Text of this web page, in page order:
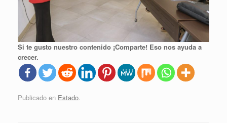
Si te gusto nuestro contenido ¡Comparte! Eso nos ayuda a
crecer.
Publicado en Estado.